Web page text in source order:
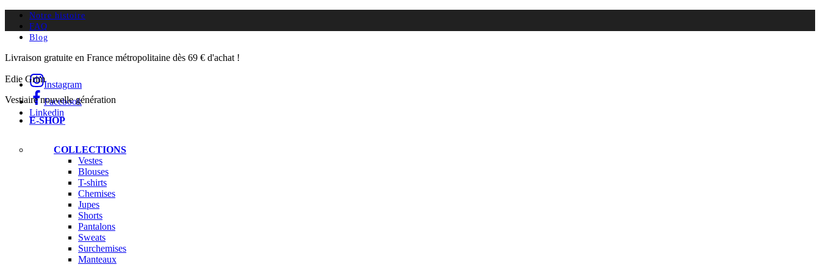
Notre histoire
FAQ
Blog
Livraison gratuite en France métropolitaine dès 69 € d'achat !
Instagram
Facebook
Linkedin
Edie Grim
Vestiaire nouvelle génération
E-SHOP
COLLECTIONS
Vestes
Blouses
T-shirts
Chemises
Jupes
Shorts
Pantalons
Sweats
Surchemises
Manteaux